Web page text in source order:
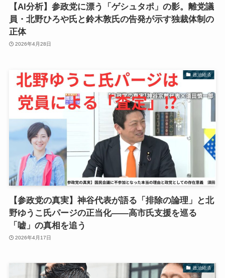
【AI分析】参政党に漂う「ゲシュタポ」の影。離党議
員・北野ひろや氏と鈴木敦氏の告発が示す独裁体制の
正体
2026年4月28日
政治経済
【参政党の真実】神谷代表が語る「排除の論理」と北
野ゆうこ氏パージの正当化――高市氏支援を巡る
「嘘」の真相を追う
2026年4月17日
政治経済